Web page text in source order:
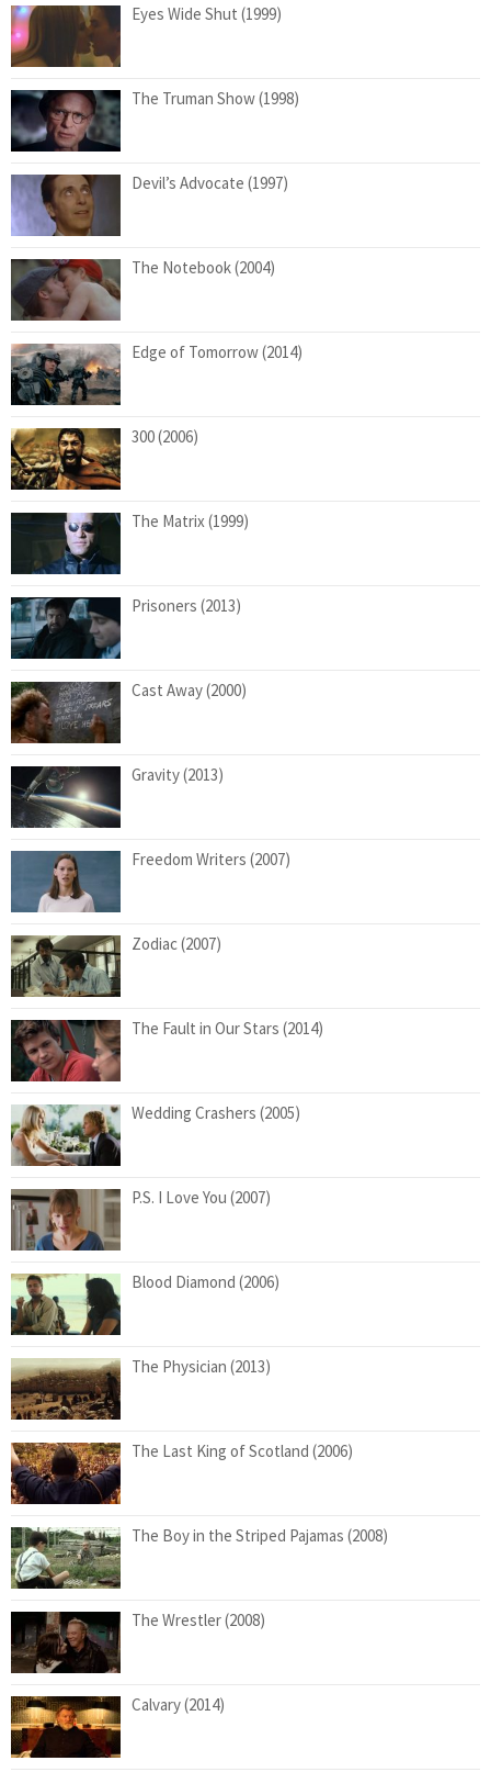
Eyes Wide Shut (1999)
The Truman Show (1998)
Devil’s Advocate (1997)
The Notebook (2004)
Edge of Tomorrow (2014)
300 (2006)
The Matrix (1999)
Prisoners (2013)
Cast Away (2000)
Gravity (2013)
Freedom Writers (2007)
Zodiac (2007)
The Fault in Our Stars (2014)
Wedding Crashers (2005)
P.S. I Love You (2007)
Blood Diamond (2006)
The Physician (2013)
The Last King of Scotland (2006)
The Boy in the Striped Pajamas (2008)
The Wrestler (2008)
Calvary (2014)